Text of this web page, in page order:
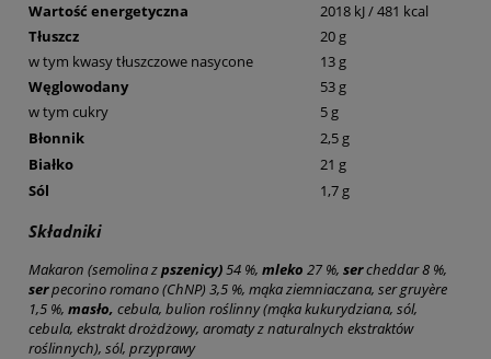
Wartość energetyczna
2018 kJ / 481 kcal
Tłuszcz
20 g
w tym kwasy tłuszczowe nasycone
13 g
Węglowodany
53 g
w tym cukry
5 g
Błonnik
2,5 g
Białko
21 g
Sól
1,7 g
Składniki
Makaron (semolina zpszenicy)54 %, mleko 27 %, sercheddar 8 %,
serpecorino romano (ChNP) 3,5 %, mąka ziemniaczana, ser gruyère
1,5 %, masło, cebula, bulion roślinny (mąka kukurydziana, sól,
cebula, ekstrakt drożdżowy, aromaty z naturalnych ekstraktów
roślinnych), sól, przyprawy